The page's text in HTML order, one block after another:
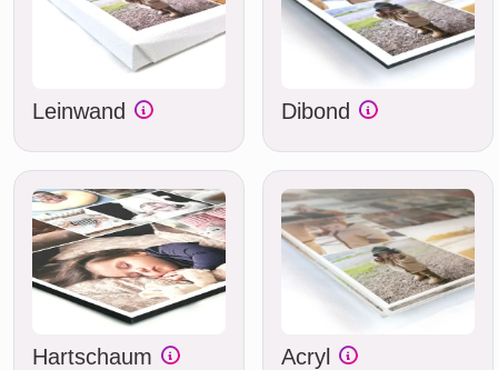
Leinwand Dibond
Hartschaum Acryl